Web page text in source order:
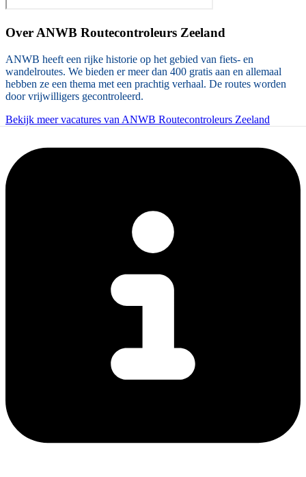
Over ANWB Routecontroleurs Zeeland
ANWB heeft een rijke historie op het gebied van fiets- en
wandelroutes. We bieden er meer dan 400 gratis aan en allemaal
hebben ze een thema met een prachtig verhaal. De routes worden
door vrijwilligers gecontroleerd.
Bekijk meer vacatures van ANWB Routecontroleurs Zeeland